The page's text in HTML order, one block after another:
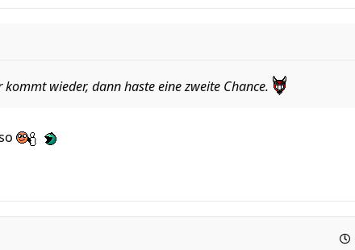
kommt wieder, dann haste eine zweite Chance.